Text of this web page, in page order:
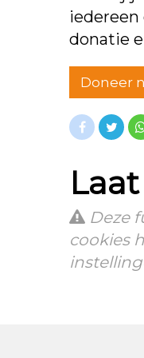
iedereen
donatie
Doneer
Deze
cookies